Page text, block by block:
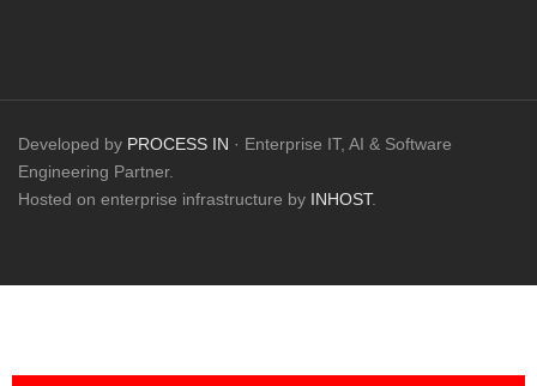
Developed by PROCESS IN · Enterprise IT, AI & Software
Engineering Partner.
Hosted on enterprise infrastructure by INHOST.